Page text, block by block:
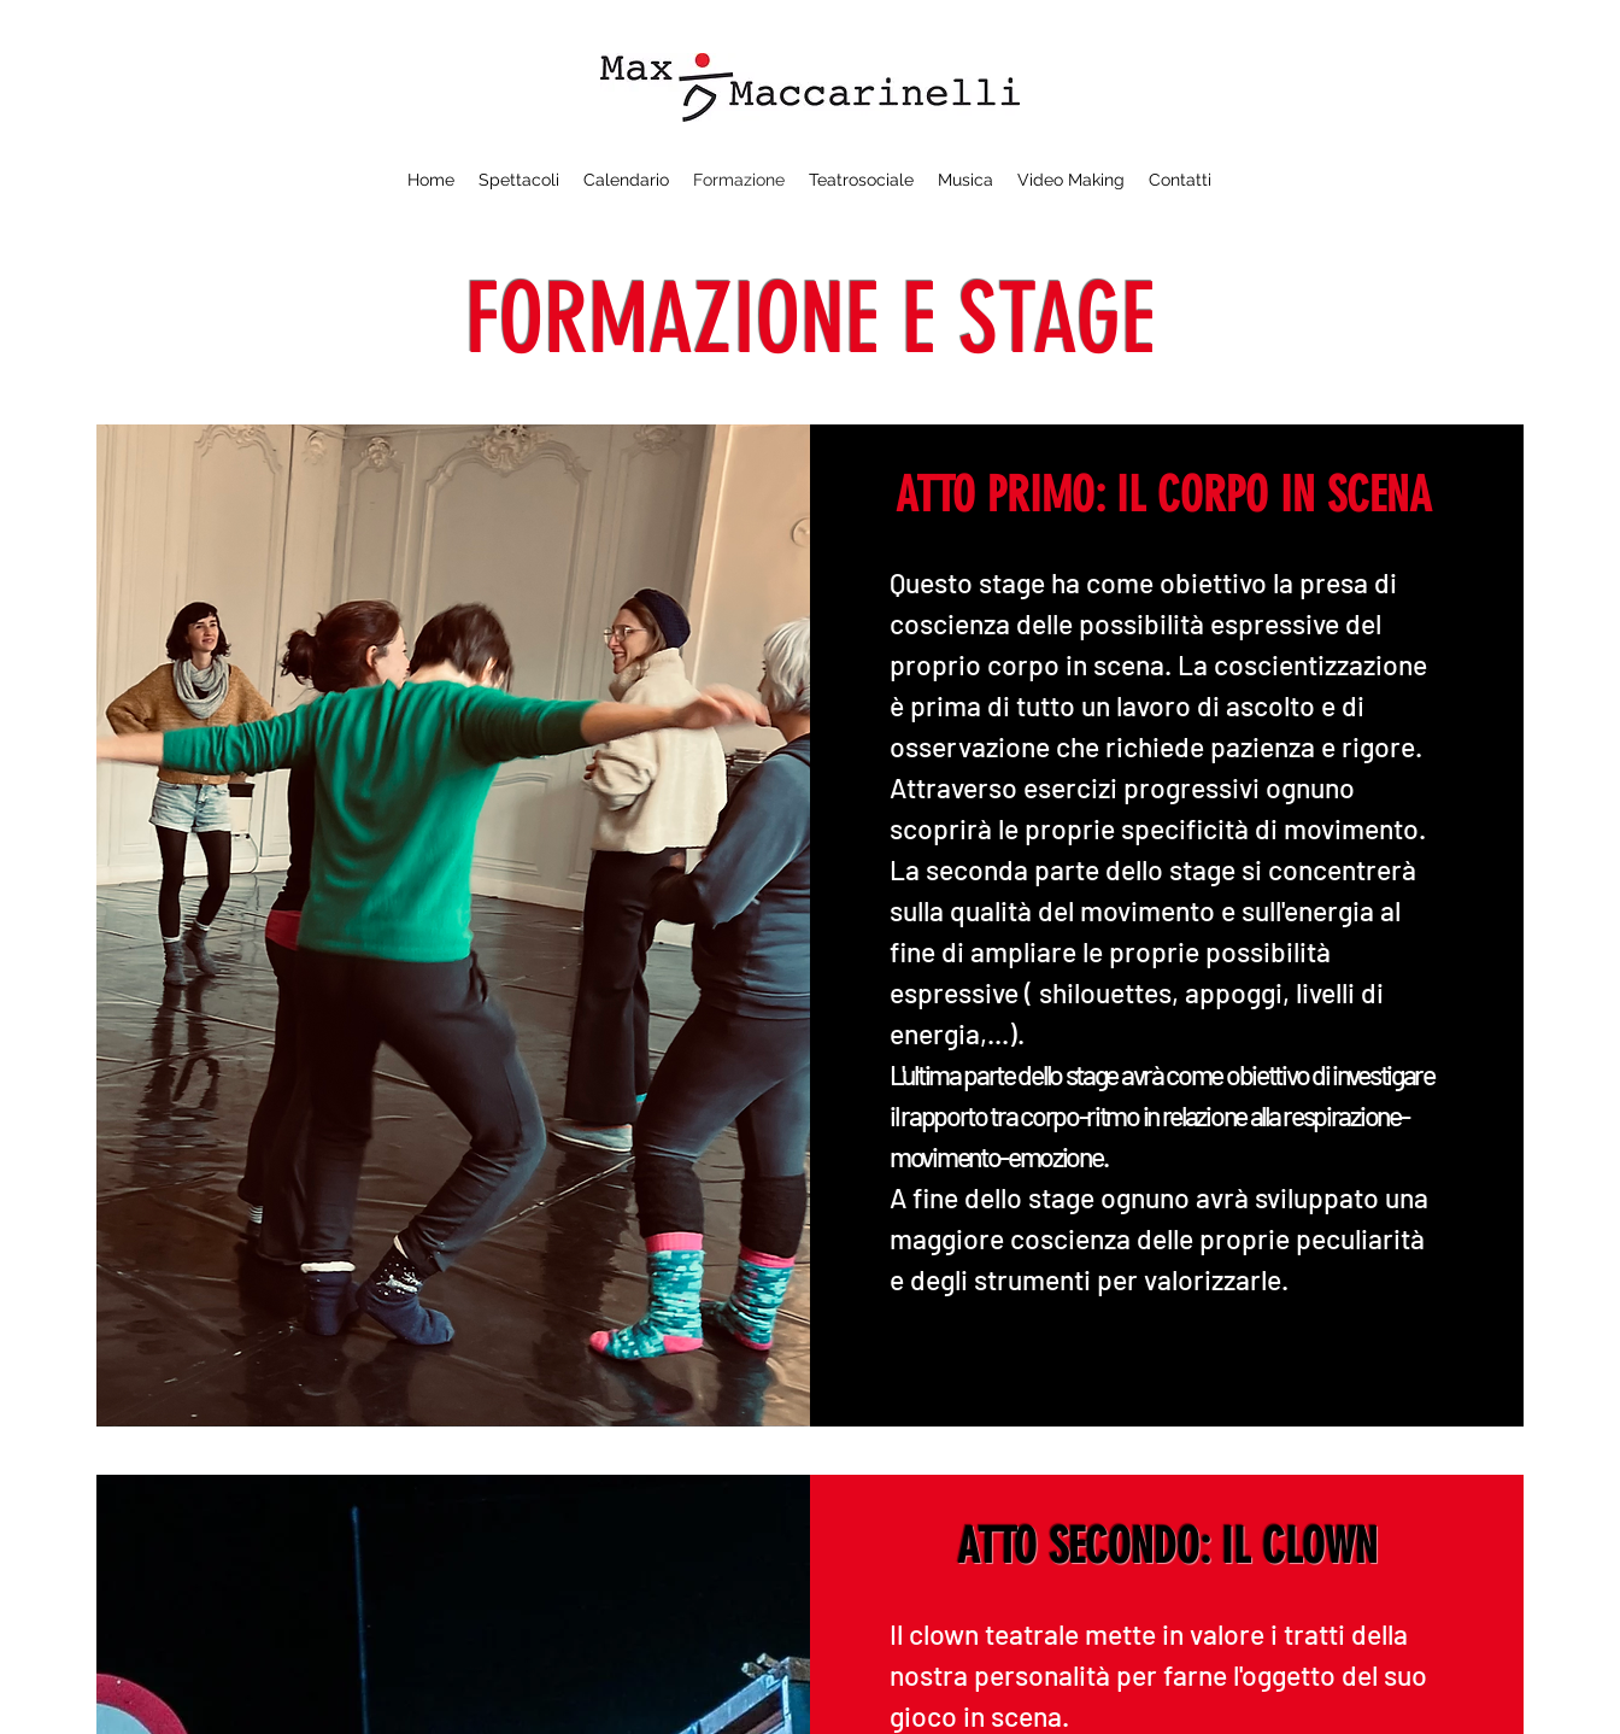
Home Spettacoli Calendario Formazione Teatrosociale Musica Video Making Contatti
FORMAZIONE E STAGE
ATTO PRIMO: IL CORPO IN SCENA
Questo stage ha come obiettivo la presa di
coscienza delle possibilità espressive del
proprio corpo in scena. La coscientizzazione
è prima di tutto un lavoro di ascolto e di
osservazione che richiede pazienza e rigore.
Attraverso esercizi progressivi ognuno
scoprirà le proprie specificità di movimento.
La seconda parte dello stage si concentrerà
sulla qualità del movimento e sull'energia al
fine di ampliare le proprie possibilità
espressive ( shilouettes, appoggi, livelli di
energia,...).
L'ultima parte dello stage avrà come obiettivo di investigare
il rapporto tra corpo-ritmo in relazione alla respirazione-
movimento-emozione.
A fine dello stage ognuno avrà sviluppato una
maggiore coscienza delle proprie peculiarità
e degli strumenti per valorizzarle.
ATTO SECONDO: IL CLOWN
Il clown teatrale mette in valore i tratti della
nostra personalità per farne l'oggetto del suo
gioco in scena.